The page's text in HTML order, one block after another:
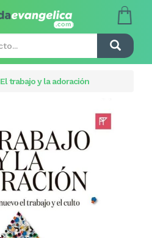
El trabajo y la adoración